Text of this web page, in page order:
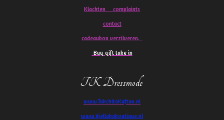
Klachten complaints
contact
cadeaubon verzilveren.
Buy gift take in
TK Dressmode
www.TakchitaKaftan.nl
www.djellababoutique.nl